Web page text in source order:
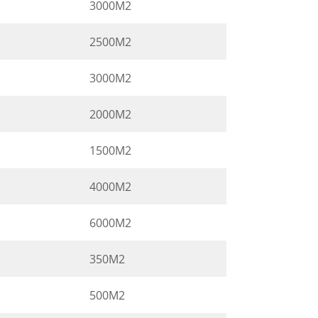
3000M2
2500M2
3000M2
2000M2
1500M2
4000M2
6000M2
350M2
500M2